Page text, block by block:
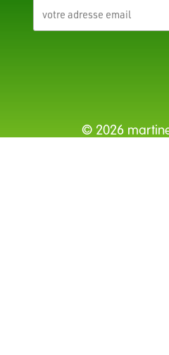
© 2026